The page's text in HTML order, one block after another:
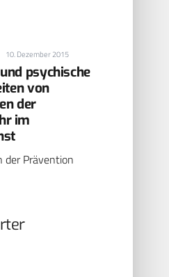
10. Dezember 2015
psychische
von
der
im
der Prävention